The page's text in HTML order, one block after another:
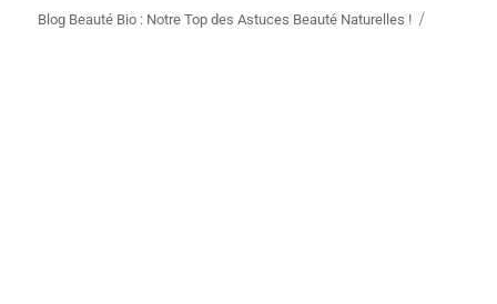
Blog Beauté Bio : Notre Top des Astuces Beauté Naturelles !